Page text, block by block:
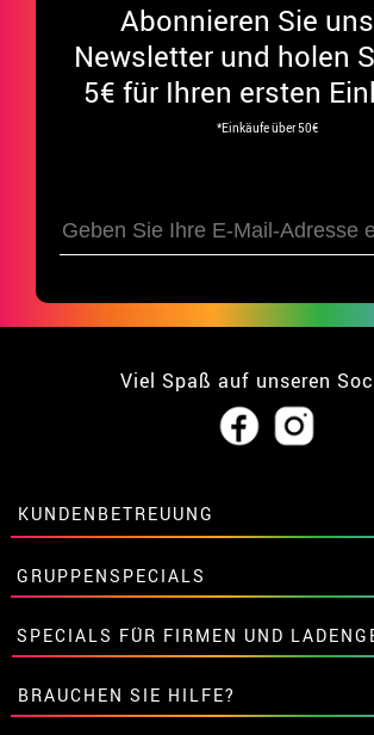
Abonnieren Sie
Newsletter und holen
5€ für Ihren ersten
*Einkäufe über 50€
Viel Spaß auf unseren
KUNDENBETREUUNG
• Über uns
• Verkaufskonditionen
• Rechtlicher HinweisundDatenschutz
• Kundendienst
• Cookie-Verwendung
•Cookie-Einstellungen
GRUPPENSPECIALS
Extrarabatte für Gruppen.
Kontaktieren Sie uns hier.
SPECIALS FÜR FIRMEN UND
Extrarabatte für Gruppen.
Kontaktieren Sie uns hier.
BRAUCHEN SIE HILFE?